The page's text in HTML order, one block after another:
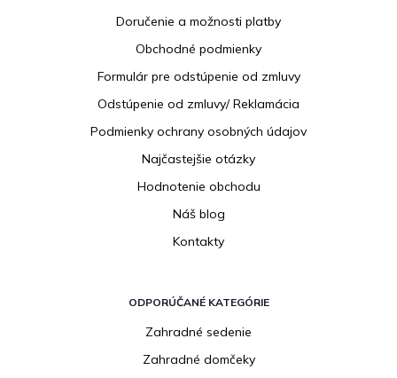
Doručenie a možnosti platby
Obchodné podmienky
Formulár pre odstúpenie od zmluvy
Odstúpenie od zmluvy/ Reklamácia
Podmienky ochrany osobných údajov
Najčastejšie otázky
Hodnotenie obchodu
Náš blog
Kontakty
ODPORÚČANÉ KATEGÓRIE
Zahradné sedenie
Zahradné domčeky